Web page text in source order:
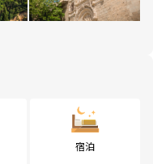
宿泊